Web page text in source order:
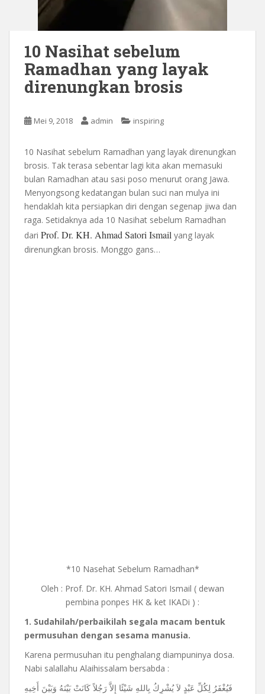
10 Nasihat sebelum
Ramadhan yang layak
direnungkan brosis
Mei 9, 2018 admin inspiring
10 Nasihat sebelum Ramadhan yang layak direnungkan
brosis. Tak terasa sebentar lagi kita akan memasuki
bulan Ramadhan atau sasi poso menurut orang Jawa.
Menyongsong kedatangan bulan suci nan mulya ini
hendaklah kita persiapkan diri dengan segenap jiwa dan
raga. Setidaknya ada 10 Nasihat sebelum Ramadhan
dari Prof. Dr. KH. Ahmad Satori Ismail yang layak
direnungkan brosis. Monggo gans…
*10 Nasehat Sebelum Ramadhan*
Oleh : Prof. Dr. KH. Ahmad Satori Ismail ( dewan
pembina ponpes HK & ket IKADi ) :
1. Sudahilah/perbaikilah segala macam bentuk
permusuhan dengan sesama manusia.
Karena permusuhan itu penghalang diampuninya dosa.
Nabi salallahu Alaihissalam bersabda :
فَيُغْفَرُ لِكُلِّ عَبْدٍ لاَ يُشْرِكُ بِاللهِ شَيْئًا إِلاَّ رَجُلاً كَانَتْ بَيْنَهُ وَبَيْنَ أَخِيهِ